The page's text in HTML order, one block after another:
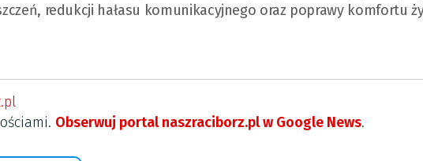
redukcji hałasu komunikacyjnego oraz poprawy komfortu
Obserwuj portal naszraciborz.pl w Google News.